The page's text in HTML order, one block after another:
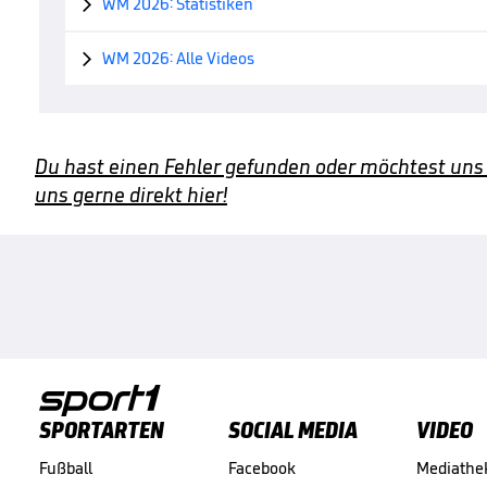

 WM 2026: Alle Videos
Du hast einen Fehler gefunden oder möchtest uns
uns gerne direkt hier!
SPORTARTEN
Fußball
SOCIAL MEDIA
Facebook
VIDEO